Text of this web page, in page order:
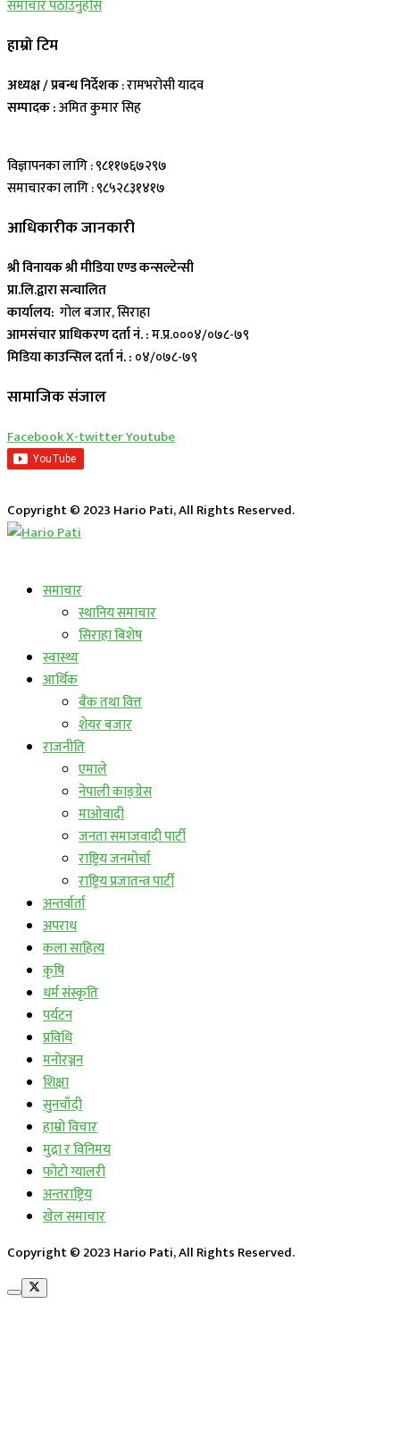
समाचार पठाउनुहोस
हाम्रो टिम
अध्यक्ष / प्रबन्ध निर्देशक: रामभरोसी यादव
सम्पादक :अमित कुमार सिह
विज्ञापनका लागि : ९८११७६७२९७
समाचारका लागि : ९८५२८३१४१७
आधिकारीक जानकारी
श्री विनायक श्री मीडिया एण्ड कन्सल्टेन्सी
प्रा.लि.द्वारा सन्चालित
कार्यालय: गोल बजार, सिराहा
आमसंचार प्राधिकरण दर्ता नं. :म.प्र.०००४/०७८-७९
मिडिया काउन्सिल दर्ता नं. : ०४/०७८-७९
सामाजिक संजाल
FacebookX-twitterYoutube
Copyright © 2023 Hario Pati, All Rights Reserved.
समाचार
स्थानिय समाचार
सिराहा बिशेष
स्वास्थ्य
आर्थिक
बैंक तथा वित्त
शेयर बजार
राजनीति
एमाले
नेपाली काङ्ग्रेस
माओवादी
जनता समाजवादी पार्टी
राष्ट्रिय जनमोर्चा
राष्ट्रिय प्रजातन्त्र पार्टी
अन्तर्वार्ता
अपराध
कला साहित्य
कृषि
धर्म संस्कृति
पर्यटन
प्रविधि
मनोरञ्जन
शिक्षा
सुनचाँदी
हाम्रो विचार
मुद्रा र विनिमय
फोटो ग्यालरी
अन्तराष्ट्रिय
खेल समाचार
Copyright © 2023 Hario Pati, All Rights Reserved.